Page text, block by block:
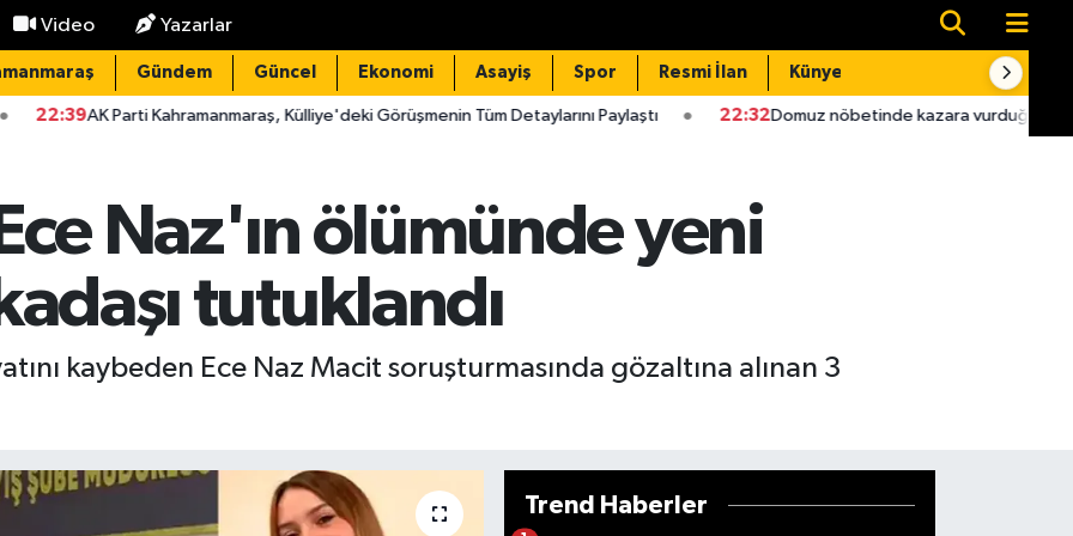
Video Yazarlar
Gündem Güncel Ekonomi Asayiş Spor Resmi İlan Künye
Kahramanmaraş, Külliye'deki Görüşmenin Tüm Detaylarını Paylaştı 22:32 Domuz nöbetinde kazara vurduğu babası hastanede
Naz'ın ölümünde yeni
tutuklandı
kaybeden Ece Naz Macit soruşturmasında gözaltına alınan 3
Trend Haberler